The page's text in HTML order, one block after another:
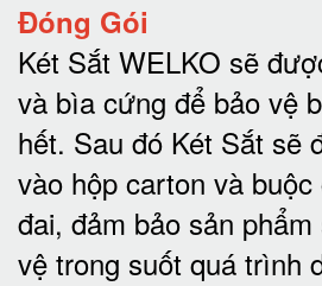
Đóng Gói
Két Sắt WELKO sẽ
và bìa cứng để bảo vệ
hết. Sau đó Két Sắt sẽ
vào hộp carton và
đai, đảm bảo sản
vệ trong suốt quá trình